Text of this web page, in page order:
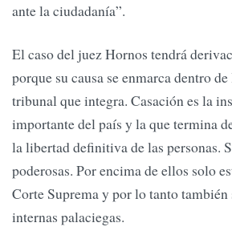
ante la ciudadanía”.
El caso del juez Hornos tendrá
porque su causa se enmarca dentro
tribunal que integra. Casación es la
importante del país y la que termina
la libertad definitiva de las personas.
poderosas. Por encima de ellos solo
Corte Suprema y por lo tanto también
internas palaciegas.